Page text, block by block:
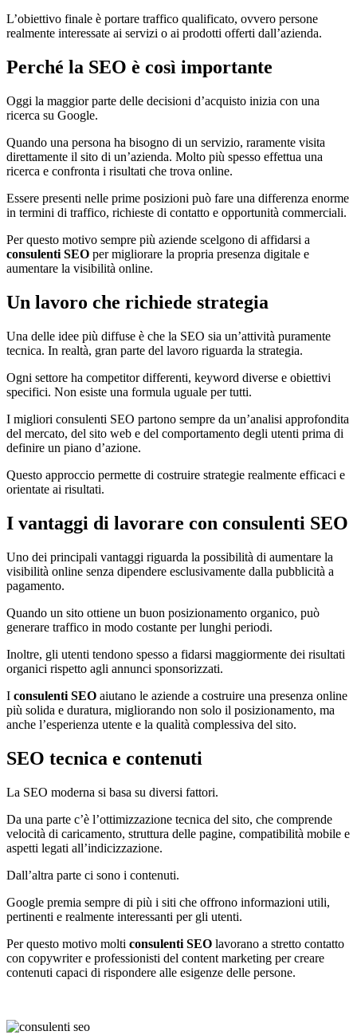
L’obiettivo finale è portare traffico qualificato, ovvero persone
realmente interessate ai servizi o ai prodotti offerti dall’azienda.
Perché la SEO è così importante
Oggi la maggior parte delle decisioni d’acquisto inizia con una
ricerca su Google.
Quando una persona ha bisogno di un servizio, raramente visita
direttamente il sito di un’azienda. Molto più spesso effettua una
ricerca e confronta i risultati che trova online.
Essere presenti nelle prime posizioni può fare una differenza enorme
in termini di traffico, richieste di contatto e opportunità commerciali.
Per questo motivo sempre più aziende scelgono di affidarsi a
consulenti SEO per migliorare la propria presenza digitale e
aumentare la visibilità online.
Un lavoro che richiede strategia
Una delle idee più diffuse è che la SEO sia un’attività puramente
tecnica. In realtà, gran parte del lavoro riguarda la strategia.
Ogni settore ha competitor differenti, keyword diverse e obiettivi
specifici. Non esiste una formula uguale per tutti.
I migliori consulenti SEO partono sempre da un’analisi approfondita
del mercato, del sito web e del comportamento degli utenti prima di
definire un piano d’azione.
Questo approccio permette di costruire strategie realmente efficaci e
orientate ai risultati.
I vantaggi di lavorare con consulenti SEO
Uno dei principali vantaggi riguarda la possibilità di aumentare la
visibilità online senza dipendere esclusivamente dalla pubblicità a
pagamento.
Quando un sito ottiene un buon posizionamento organico, può
generare traffico in modo costante per lunghi periodi.
Inoltre, gli utenti tendono spesso a fidarsi maggiormente dei risultati
organici rispetto agli annunci sponsorizzati.
I consulenti SEO aiutano le aziende a costruire una presenza online
più solida e duratura, migliorando non solo il posizionamento, ma
anche l’esperienza utente e la qualità complessiva del sito.
SEO tecnica e contenuti
La SEO moderna si basa su diversi fattori.
Da una parte c’è l’ottimizzazione tecnica del sito, che comprende
velocità di caricamento, struttura delle pagine, compatibilità mobile e
aspetti legati all’indicizzazione.
Dall’altra parte ci sono i contenuti.
Google premia sempre di più i siti che offrono informazioni utili,
pertinenti e realmente interessanti per gli utenti.
Per questo motivo molti consulenti SEO lavorano a stretto contatto
con copywriter e professionisti del content marketing per creare
contenuti capaci di rispondere alle esigenze delle persone.